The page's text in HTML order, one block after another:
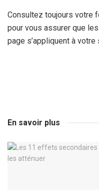
Consultez toujours votre
pour vous assurer que
page s’appliquent à
En savoir plus